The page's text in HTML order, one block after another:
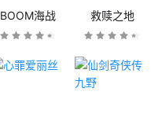
BOOM海战 救赎之地